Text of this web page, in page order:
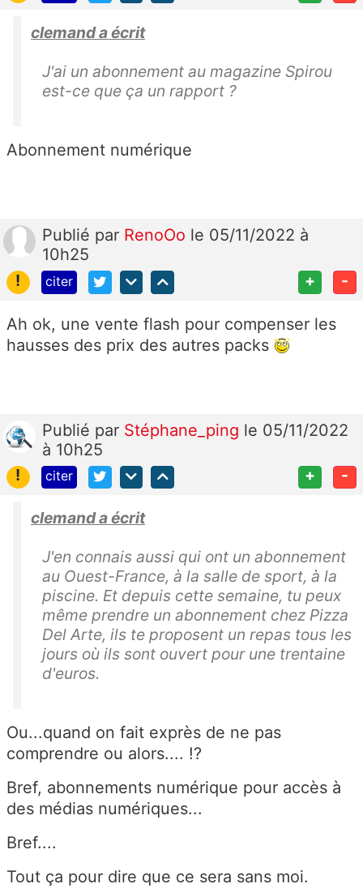
clemand a écrit
J'ai un abonnement au magazine Spirou
est-ce que ça un rapport ?
Abonnement numérique
Publié par RenoOo le 05/11/2022 à
10h25
!
citer + -
Ah ok, une vente flash pour compenser les
hausses des prix des autres packs
Publié par Stéphane_ping le 05/11/2022
à 10h25
!
citer + -
clemand a écrit
J'en connais aussi qui ont un abonnement
au Ouest-France, à la salle de sport, à la
piscine. Et depuis cette semaine, tu peux
même prendre un abonnement chez Pizza
Del Arte, ils te proposent un repas tous les
jours où ils sont ouvert pour une trentaine
d'euros.
Ou...quand on fait exprès de ne pas
comprendre ou alors.... !?
Bref, abonnements numérique pour accès à
des médias numériques...
Bref....
Tout ça pour dire que ce sera sans moi.